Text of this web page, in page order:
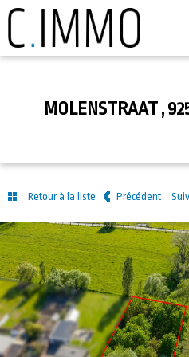
MOLENSTRAAT ,
Retour à la liste Précédent